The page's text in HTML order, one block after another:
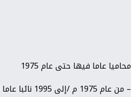
محاميا عاما فيها حتى عام 1975
– من عام 1975 م /إلى 1995 نائبا عاما لمحافظة دير الزور